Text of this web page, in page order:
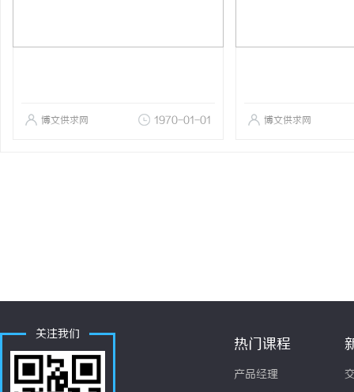
博文供求网 1970-01-01 博文供求网
关注我们
热门课程
产品经理